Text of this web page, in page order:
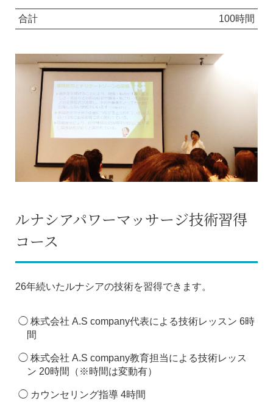
合計 100時間
ルナシアパワーマッサージ技術習得
コース
26年続いたルナシアの技術を習得できます。
株式会社 A.S company代表による技術レッスン 6時
間
株式会社 A.S company教育担当による技術レッス
ン 20時間（※時間は変動有）
カウンセリング指導 4時間